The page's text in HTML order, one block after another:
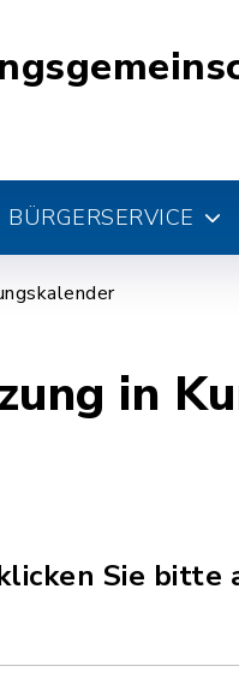
BÜRGERSERVICE
in
Sie bitte